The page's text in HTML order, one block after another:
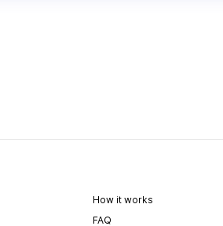
How it works
FAQ